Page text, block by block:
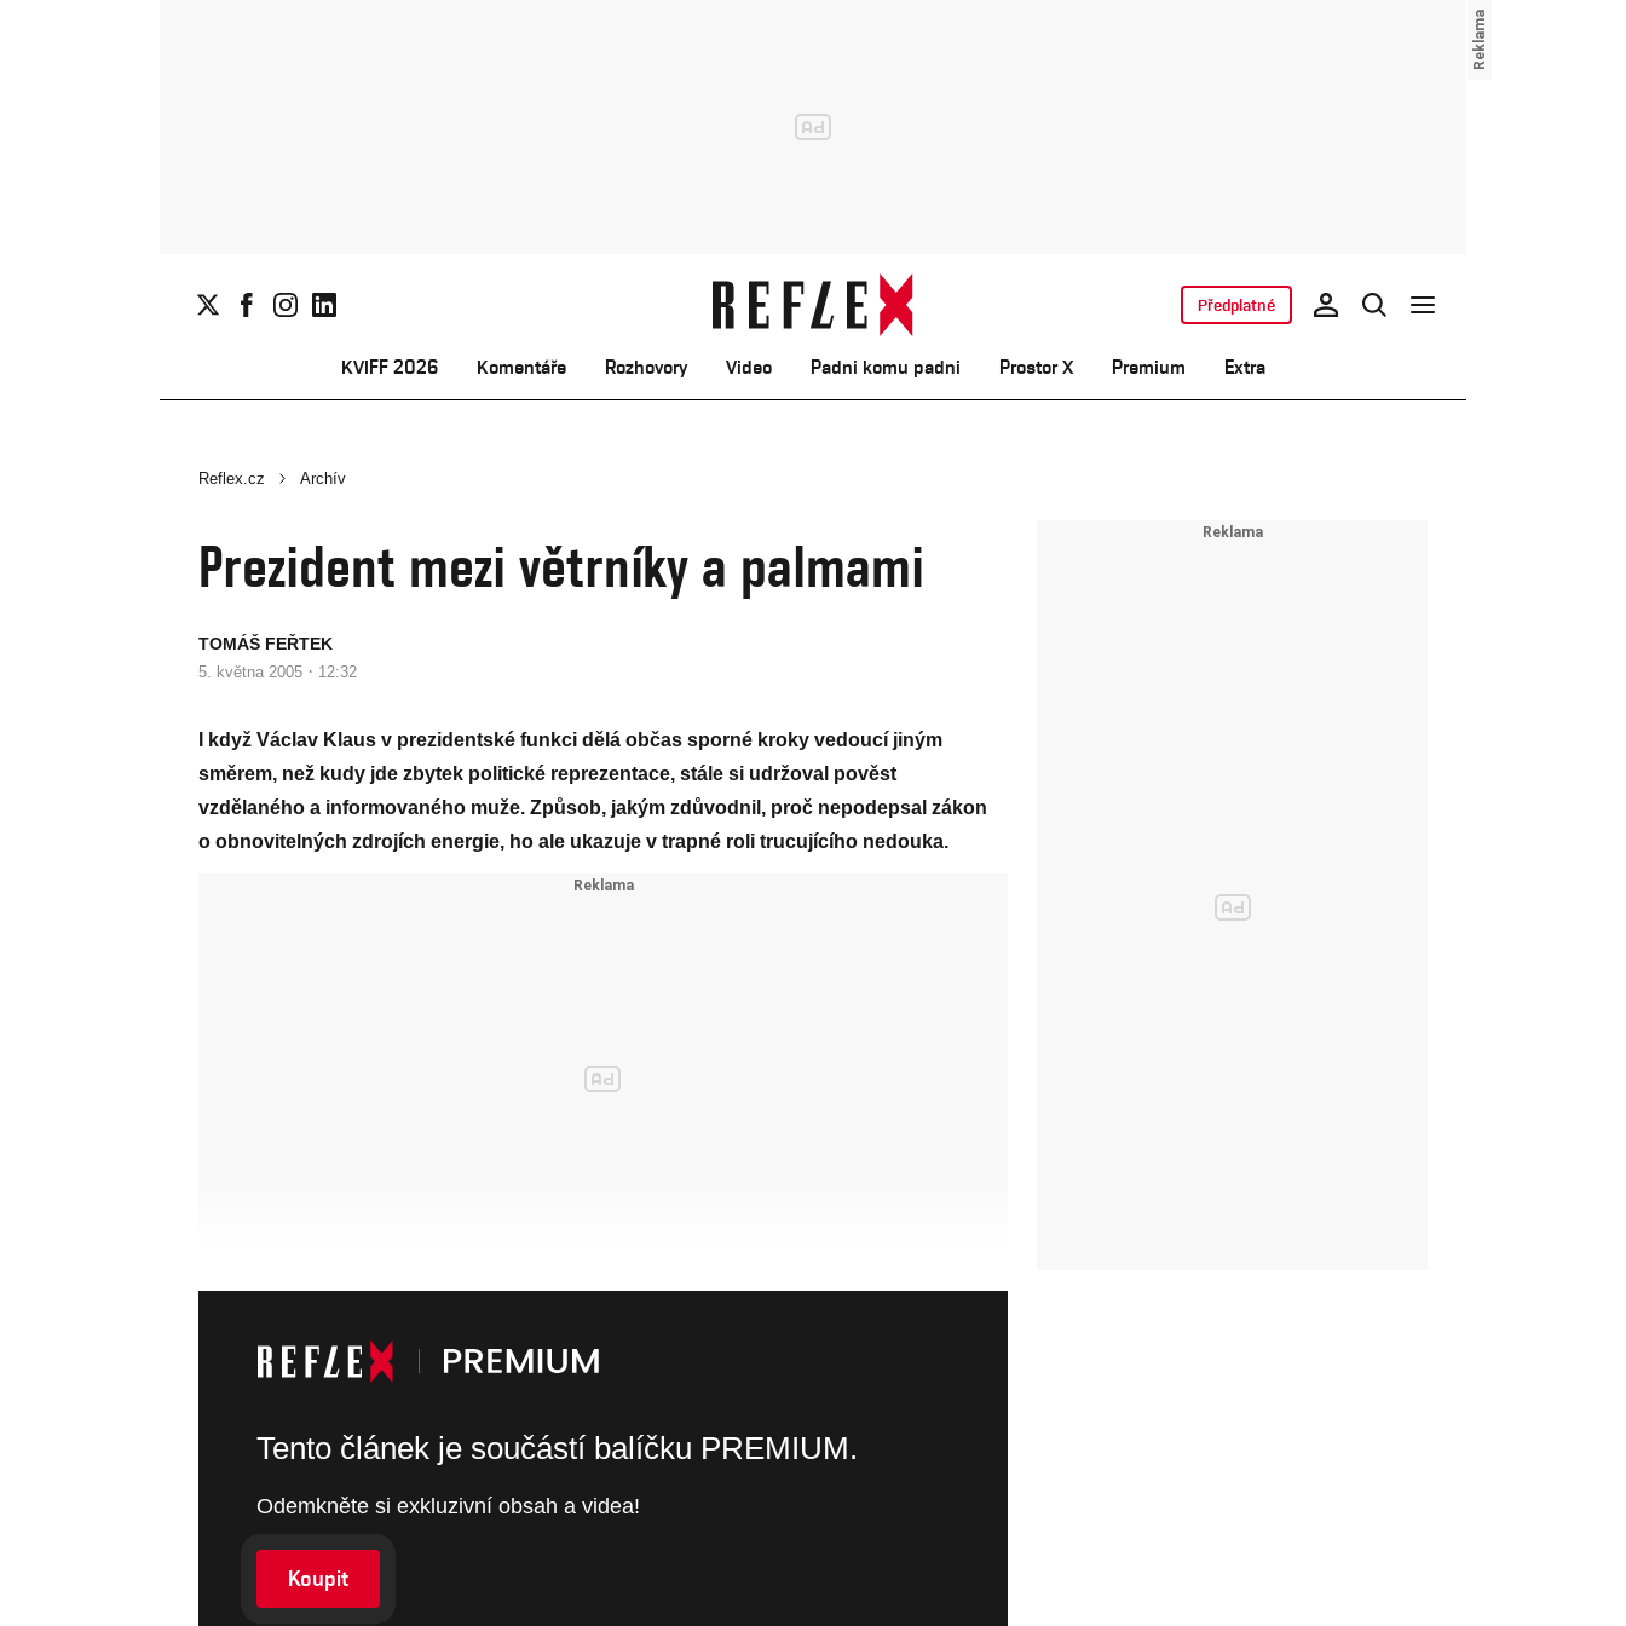
KVIFF 2026 Komentáře Rozhovory Video Padni komu padni Prostor X Premium Extra
Předplatné
Reflex.cz Archív
Prezident mezi větrníky a palmami
TOMÁŠ FEŘTEK
5. května 2005 · 12:32
I když Václav Klaus v prezidentské funkci dělá občas sporné kroky vedoucí jiným
směrem, než kudy jde zbytek politické reprezentace, stále si udržoval pověst
vzdělaného a informovaného muže. Způsob, jakým zdůvodnil, proč nepodepsal zákon
o obnovitelných zdrojích energie, ho ale ukazuje v trapné roli trucujícího nedouka.
Tento článek je součástí balíčku PREMIUM.
Odemkněte si exkluzivní obsah a videa!
Koupit